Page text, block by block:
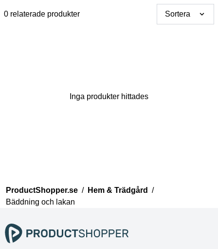
0 relaterade produkter Sortera
Inga produkter hittades
ProductShopper.se / Hem & Trädgård
/
Bäddning och lakan